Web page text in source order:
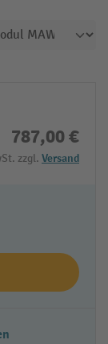
787,00 €
zzgl. Versand